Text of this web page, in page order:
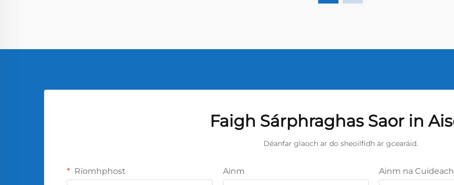
Faigh Sárphraghas Saor in
Déanfar glaoch ar do sheoilfidh ár gcearáid.
Ríomhphost Ainm Ainm na